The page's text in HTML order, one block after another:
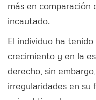
más en comparación
incautado.
El individuo ha
crecimiento y en la
derecho, sin
irregularidades en su